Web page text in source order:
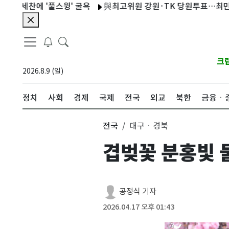
'풀스윙' 굴욕 與최고위원 강원·TK 당원투표…최민희·박선
2026.8.9 (일)
크
정치 사회 경제 국제 전국 외교 북한 금융ㆍ
전국 대구ㆍ경북
겹벚꽃 분홍빛
공정식 기자
2026.04.17 오후 01:43